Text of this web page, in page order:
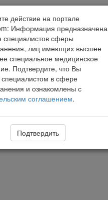
действие на портале
Информация предназначена
специалистов сферы
лиц имеющих высшее
специальное медицинское
Подтвердите, что Вы
специалистом в сфере
и ознакомлены с
соглашением.
Подтвердить